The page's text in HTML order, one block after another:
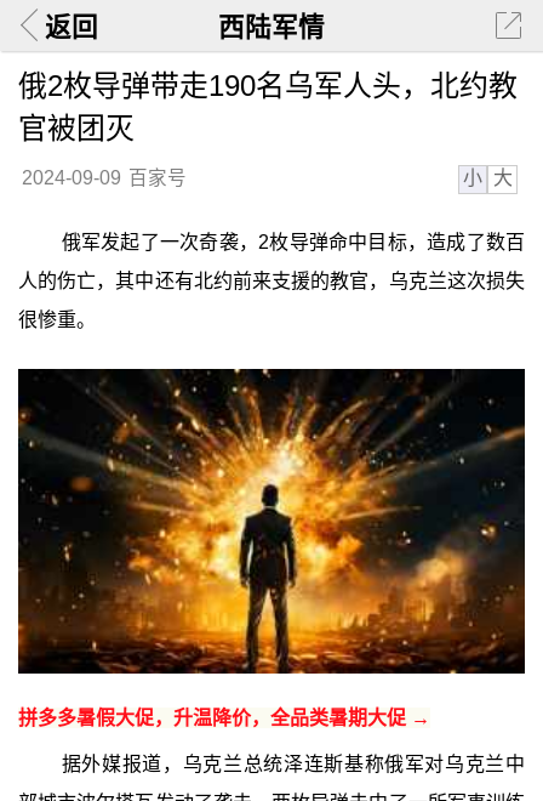
返回 西陆军情
俄2枚导弹带走190名乌军人头，北约教
官被团灭
2024-09-09 百家号 小 大
俄军发起了一次奇袭，2枚导弹命中目标，造成了数百
人的伤亡，其中还有北约前来支援的教官，乌克兰这次损失
很惨重。
拼多多暑假大促，升温降价，全品类暑期大促 →
据外媒报道，乌克兰总统泽连斯基称俄军对乌克兰中